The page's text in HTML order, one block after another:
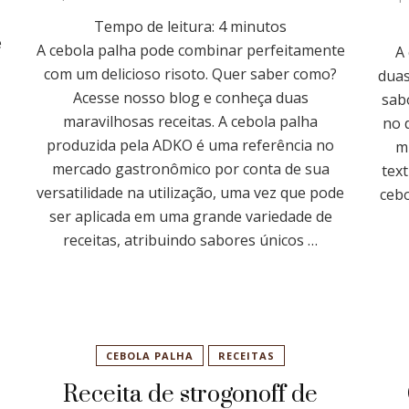
Tempo de leitura: 4 minutos
A cebola palha pode combinar perfeitamente
com um delicioso risoto. Quer saber como?
Acesse nosso blog e conheça duas
maravilhosas receitas. A cebola palha
produzida pela ADKO é uma referência no
mercado gastronômico por conta de sua
versatilidade na utilização, uma vez que pode
ser aplicada em uma grande variedade de
receitas, atribuindo sabores únicos …
no
CEBOLA PALHA RECEITAS
Receita de strogonoff de